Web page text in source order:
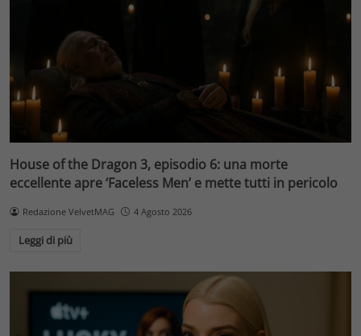
House of the Dragon 3, episodio 6: una morte
eccellente apre ‘Faceless Men’ e mette tutti in pericolo
Redazione VelvetMAG 4 Agosto 2026
Leggi di più